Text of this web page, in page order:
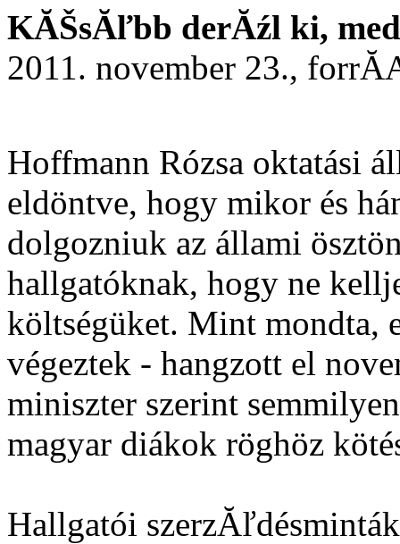
KĂŠsĂľbb derĂźl ki,
2011. november 23.,
Hoffmann Rózsa oktatási
eldöntve, hogy mikor és
dolgozniuk az állami
hallgatóknak, hogy ne
költségüket. Mint mondta,
végeztek - hangzott el
miniszter szerint
magyar diákok röghöz
Hallgatói